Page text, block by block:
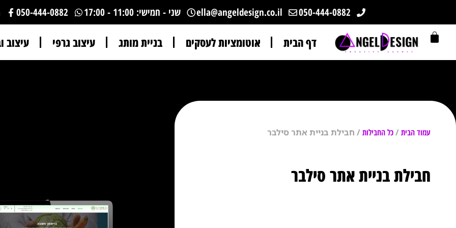
050-444-0882
ella@angeldesign.co.il שני - חמישי: 11:00 - 17:00 050-444-0882
דף הבית אוטומציות לעסקים בניית מותג עיצוב גרפי עיצוב
עמוד הבית /כל החבילות / חבילת בניית אתר סילבר
חבילת בניית אתר סילבר